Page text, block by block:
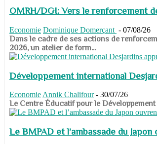
OMRH/DGI: Vers le renforcement
Economie Dominique Domerçant - 07/08/26
Dans le cadre de ses actions de
2026, un atelier de form...
Développement international
Economie Annik Chalifour - 30/07/26
​​​​​​​Le Centre Éducatif pour le Développement
Le BMPAD et l’ambassade du